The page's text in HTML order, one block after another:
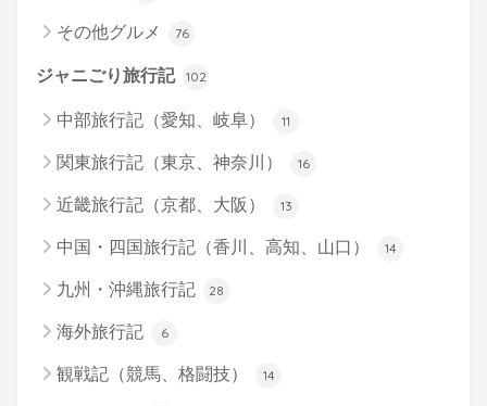
その他グルメ 76
ジャニごり旅行記 102
中部旅行記（愛知、岐阜） 11
関東旅行記（東京、神奈川） 16
近畿旅行記（京都、大阪） 13
中国・四国旅行記（香川、高知、山口） 14
九州・沖縄旅行記 28
海外旅行記 6
観戦記（競馬、格闘技） 14